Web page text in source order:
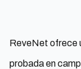
ReveNet ofrece
probada en